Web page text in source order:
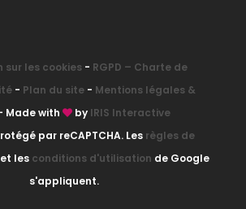
sur les cookies - RGPD – Charte de
- Plan du site- Mentions légales &
Made with by IRIS Interactive
par reCAPTCHA. Les règles de
et les conditions d'utilisation de Google
s'appliquent.